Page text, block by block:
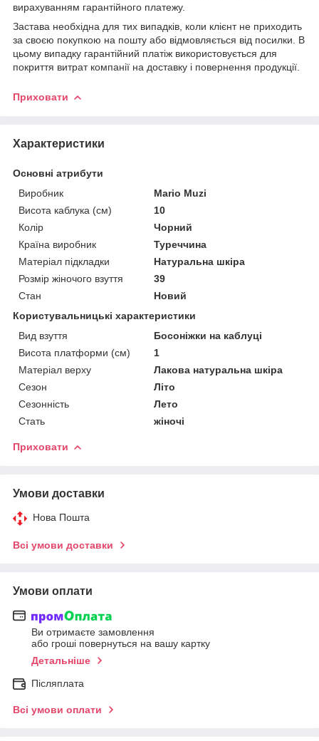
вирахуванням гарантійного платежу.
Застава необхідна для тих випадків, коли клієнт не приходить
за своєю покупкою на пошту або відмовляється від посилки. В
цьому випадку гарантійний платіж використовується для
покриття витрат компанії на доставку і повернення продукції.
Приховати
Характеристики
Основні атрибути
Виробник
Mario Muzi
Висота каблука (см)
10
Колір
Чорний
Країна виробник
Туреччина
Матеріал підкладки
Натуральна шкіра
Розмір жіночого взуття
39
Стан
Новий
Користувальницькі характеристики
Вид взуття
Босоніжки на каблуці
Висота платформи (см)
1
Матеріал верху
Лакова натуральна шкіра
Сезон
Літо
Сезонність
Лето
Стать
жіночі
Приховати
Умови доставки
Нова Пошта
Всі умови доставки
Умови оплати
Ви отримаєте замовлення
або гроші повернуться на вашу картку
Детальніше
Післяплата
Всі умови оплати